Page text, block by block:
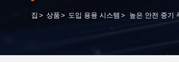
집 > 상품> 도입 용융 시스템 > 높은 안전 중기